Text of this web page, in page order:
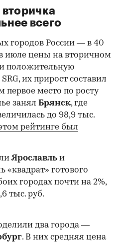
вторичка
всего
городов России — в 40
июле цены на вторичном
положительную
их прирост составил
первое место по росту
занял Брянск, где
до 98,9 тыс.
рейтинге был
Ярославль и
«квадрат» готового
городах почти на 2%,
тыс. руб.
два города —
. В них средняя цена